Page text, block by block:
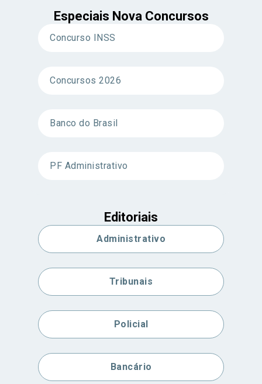
Especiais Nova Concursos
Concurso INSS
Concursos 2026
Banco do Brasil
PF Administrativo
Editoriais
Administrativo
Tribunais
Policial
Bancário